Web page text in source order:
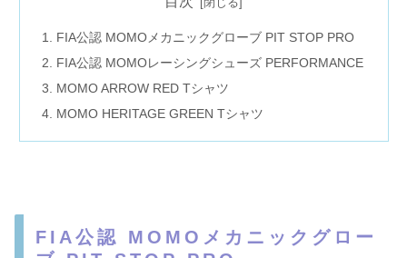
FIA公認 MOMOメカニックグローブ PIT STOP PRO
FIA公認 MOMOレーシングシューズ PERFORMANCE
MOMO ARROW RED Tシャツ
MOMO HERITAGE GREEN Tシャツ
FIA公認 MOMOメカニックグロー